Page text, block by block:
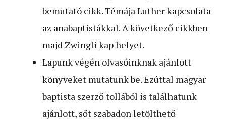
bemutató cikk. Témája Luther kapcsolata
az anabaptistákkal. A következő cikkben
majd Zwingli kap helyet.
Lapunk végén olvasóinknak ajánlott
könyveket mutatunk be. Ezúttal magyar
baptista szerző tollából is találhatunk
ajánlott, sőt szabadon letölthető